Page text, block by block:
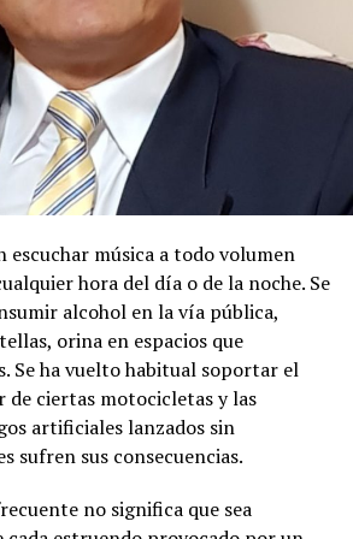
la solicitud de Autorización de Uso
de Agua paraMINERÍA
de Disponibilidad de Agua
con el artículo 23 de la Ley
Hídricos, Usos y Aprovechamiento
de Aplicación a la Ley. Por lo
el cumplimiento de las siguientes
señores:
SANCHEZ BUCLE
CABRERA TORRES
escuchar música a todo volumen
hora del día o de la noche. Se
alcohol en la vía pública,
orina en espacios que
Se ha vuelto habitual soportar el
de ciertas motocicletas y las
artificiales lanzados sin
sufren sus consecuencias.
no significa que sea